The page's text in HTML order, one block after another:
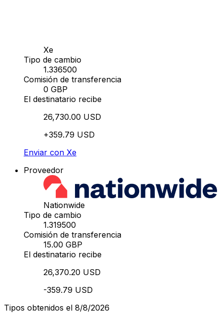
Xe
Tipo de cambio
1.336500
Comisión de transferencia
0 GBP
El destinatario recibe
26,730.00 USD
+359.79 USD
Enviar con Xe
Proveedor
Nationwide
Tipo de cambio
1.319500
Comisión de transferencia
15.00 GBP
El destinatario recibe
26,370.20 USD
-359.79 USD
Tipos obtenidos el 8/8/2026